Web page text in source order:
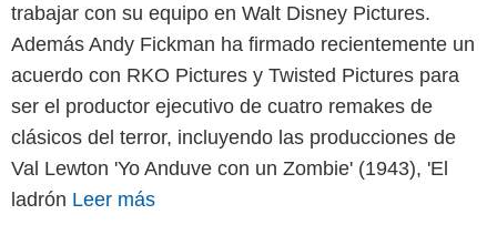
trabajar con su equipo en Walt Disney Pictures.
Además Andy Fickman ha firmado recientemente un
acuerdo con RKO Pictures y Twisted Pictures para
ser el productor ejecutivo de cuatro remakes de
clásicos del terror, incluyendo las producciones de
Val Lewton 'Yo Anduve con un Zombie' (1943), 'El
ladrón Leer más